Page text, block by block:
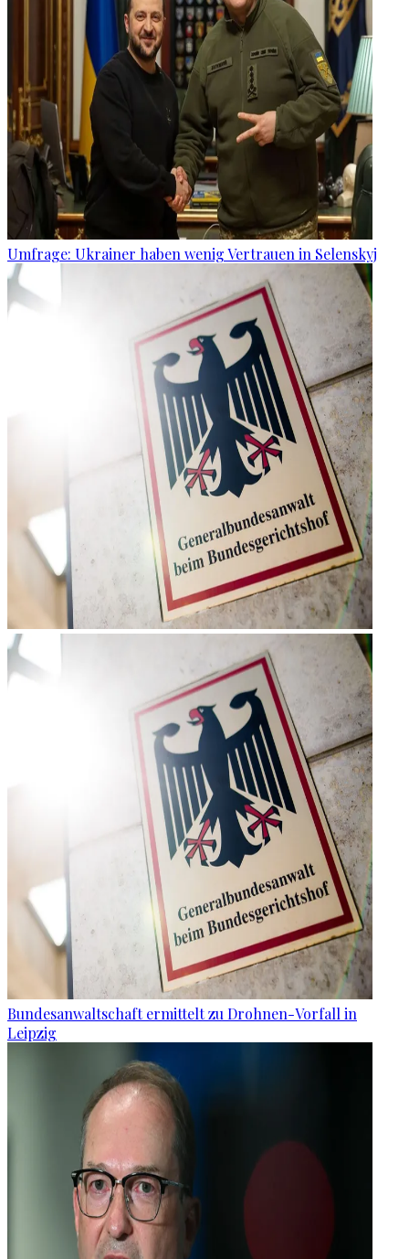
Umfrage: Ukrainer haben wenig Vertrauen in Selenskyj
Bundesanwaltschaft ermittelt zu Drohnen-Vorfall in
Leipzig